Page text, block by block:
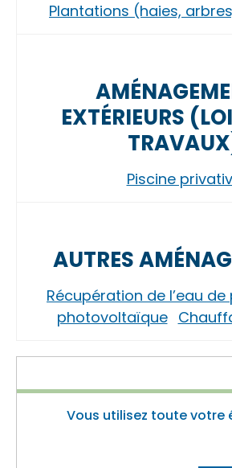
Plantations (haies,
EXTÉRIEURS
Piscine
AUTRES
Récupération de l’eau de
photovoltaïque
Vous utilisez toute votre